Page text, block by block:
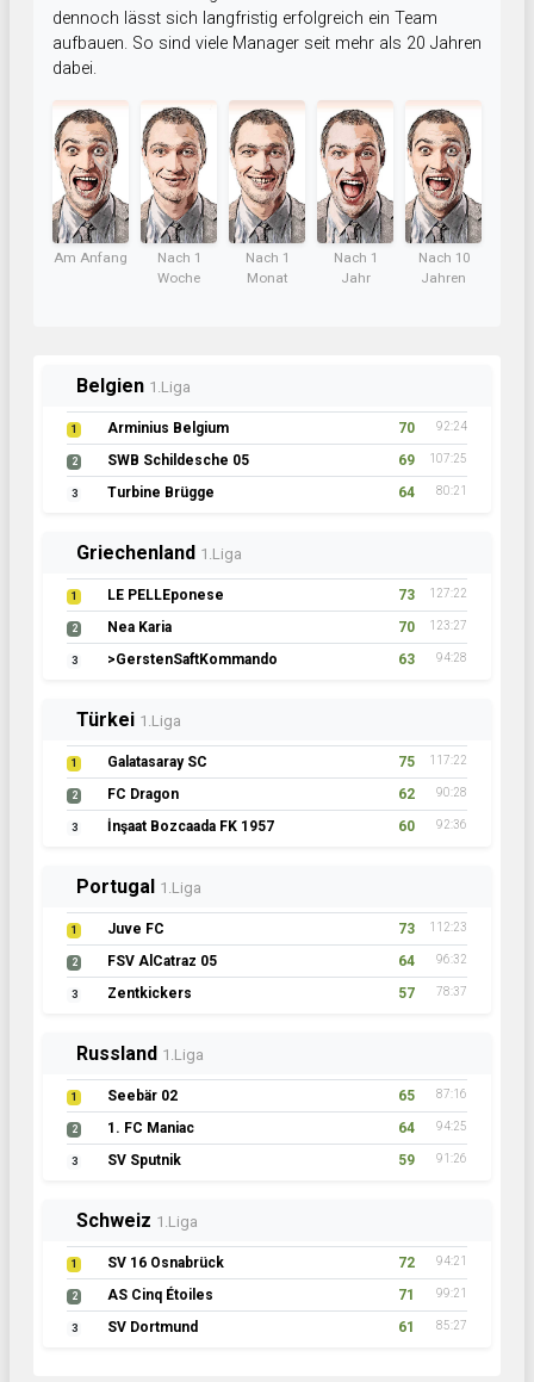
dennoch lässt sich langfristig erfolgreich ein Team
aufbauen. So sind viele Manager seit mehr als 20 Jahren
dabei.
Am Anfang
Nach 1
Woche
Nach 1
Monat
Nach 1
Jahr
Nach 10
Jahren
Belgien 1.Liga
1 Arminius Belgium 70 92:24
2 SWB Schildesche 05 69 107:25
3 Turbine Brügge 64 80:21
Griechenland 1.Liga
1 LE PELLEponese 73 127:22
2 Nea Karia 70 123:27
3 >GerstenSaftKommando 63 94:28
Türkei 1.Liga
1 Galatasaray SC 75 117:22
2 FC Dragon 62 90:28
3 İnşaat Bozcaada FK 1957 60 92:36
Portugal 1.Liga
1 Juve FC 73 112:23
2 FSV AlCatraz 05 64 96:32
3 Zentkickers 57 78:37
Russland 1.Liga
1 Seebär 02 65 87:16
2 1. FC Maniac 64 94:25
3 SV Sputnik 59 91:26
Schweiz 1.Liga
1 SV 16 Osnabrück 72 94:21
2 AS Cinq Étoiles 71 99:21
3 SV Dortmund 61 85:27